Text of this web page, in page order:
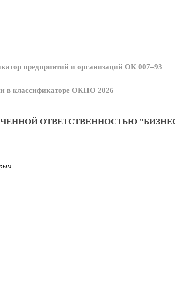
предприятий и организаций ОК 007–93
в классификаторе ОКПО 2026
ОТВЕТСТВЕННОСТЬЮ